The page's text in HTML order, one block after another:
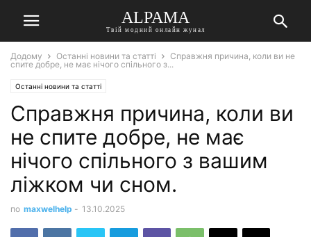
ALPAMA
Твій модний онлайн жунал
Додому Останні новини та статті
Справжня причина, коли ви не
спите добре, не має нічого спільного з...
Останні новини та статті
Справжня причина, коли ви
не спите добре, не має
нічого спільного з вашим
ліжком чи сном.
по maxwelhelp - 13.10.2025